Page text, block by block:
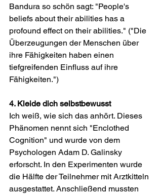
Bandura so schön sagt: "People's
beliefs about their abilities has a
profound effect on their abilities." ("Die
Überzeugungen der Menschen über
ihre Fähigkeiten haben einen
tiefgreifenden Einfluss auf ihre
Fähigkeiten.")
4. Kleide dich selbstbewusst
Ich weiß, wie sich das anhört. Dieses
Phänomen nennt sich "Enclothed
Cognition" und wurde von dem
Psychologen Adam D. Galinsky
erforscht. In den Experimenten wurde
die Hälfte der Teilnehmer mit Arztkitteln
ausgestattet. Anschließend mussten